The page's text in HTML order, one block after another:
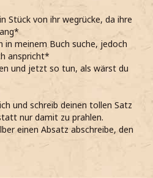
Stück von ihr wegrücke, da ihre
meinem Buch suche, jedoch
anspricht*
und jetzt so tun, als wärst du
und schreib deinen tollen Satz
nur damit zu prahlen.
einen Absatz abschreibe, den